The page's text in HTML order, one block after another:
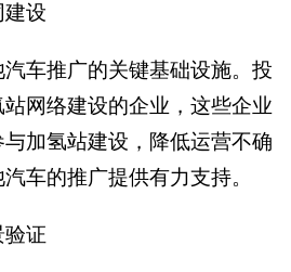
建设
车推广的关键基础设施。投
网络建设的企业，这些企业
加氢站建设，降低运营不确
车的推广提供有力支持。
验证